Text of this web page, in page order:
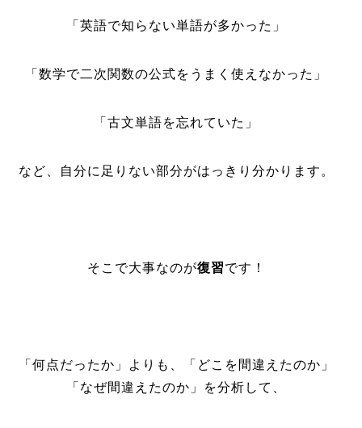
「英語で知らない単語が多かった」
「数学で二次関数の公式をうまく使えなかった」
「古文単語を忘れていた」
など、自分に足りない部分がはっきり分かります。
そこで大事なのが復習です！
「何点だったか」よりも、「どこを間違えたのか」
「なぜ間違えたのか」を分析して、